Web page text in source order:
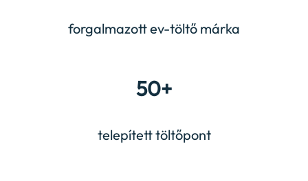
forgalmazott ev-töltő márka
50+
telepített töltőpont